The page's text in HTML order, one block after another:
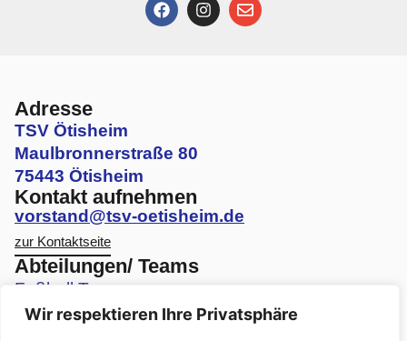
Wir respektieren Ihre Privatsphäre
Adresse
TSV Ötisheim
Maulbronnerstraße 80
75443 Ötisheim
Kontakt aufnehmen
vorstand@tsv-oetisheim.de
zur Kontaktseite
Abteilungen/ Teams
Fußball Teams
Volleyball Teams